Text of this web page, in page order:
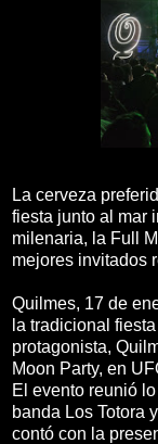
La cerveza
fiesta junto al mar
milenaria, la Full
mejores invitados
Quilmes, 17 de
la tradicional
protagonista,
Moon Party, en
El evento reunió
banda Los Totora
contó con la